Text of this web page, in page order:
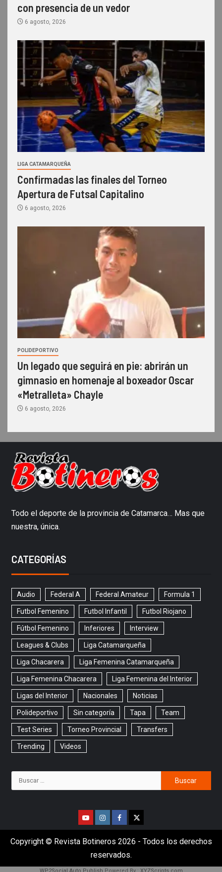
con presencia de un vedor
6 agosto, 2026
LIGA CATAMARQUEÑA
Confirmadas las finales del Torneo
Apertura de Futsal Capitalino
6 agosto, 2026
POLIDEPORTIVO
Un legado que seguirá en pie: abrirán un
gimnasio en homenaje al boxeador Oscar
«Metralleta» Chayle
6 agosto, 2026
Todo el deporte de la provincia de Catamarca… Mas que
nuestra, única.
CATEGORÍAS
Audio Federal A Federal Amateur Formula 1
Futbol Femenino Futbol Infantil Futbol Riojano
Fútbol Femenino Inferiores Interview
Leagues & Clubs Liga Catamarqueña
Liga Chacarera Liga Femenina Catamarqueña
Liga Femenina Chacarera Liga Femenina del Interior
Ligas del Interior Nacionales Noticias
Polideportivo Sin categoría Tapa Team
Test Series Torneo Provincial Transfers
Trending Videos
Copyright © Revista Botineros 2026 - Todos los derechos
reservados.
WP2Social Auto Publish Powered By : XYZScripts.com